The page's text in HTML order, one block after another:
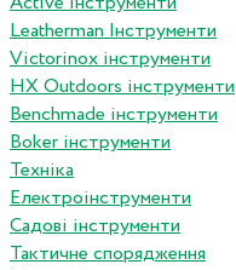
Leatherman Інструменти
Victorinox інструменти
HX Outdoors інструменти
Benchmade інструменти
Boker інструменти
Техніка
Електроінструменти
Садові інструменти
Тактичне спорядження